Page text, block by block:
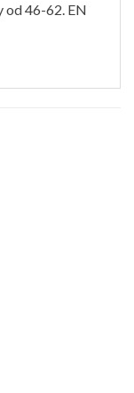
od 46-62. EN